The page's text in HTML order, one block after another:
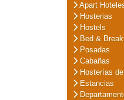
Apart
Hosterias
Hostels
Bed &
Posadas
Cabañas
Hosterías de
Estancias